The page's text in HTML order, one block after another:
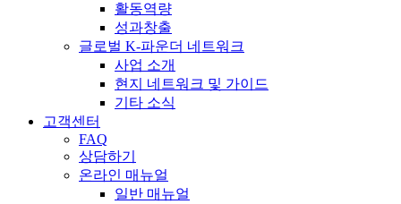
활동역량
성과창출
글로벌 K-파운더 네트워크
사업 소개
현지 네트워크 및 가이드
기타 소식
고객센터
FAQ
상담하기
온라인 매뉴얼
일반 매뉴얼